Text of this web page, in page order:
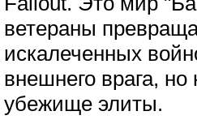
ветераны
искалеченных
внешнего врага,
убежище элиты.